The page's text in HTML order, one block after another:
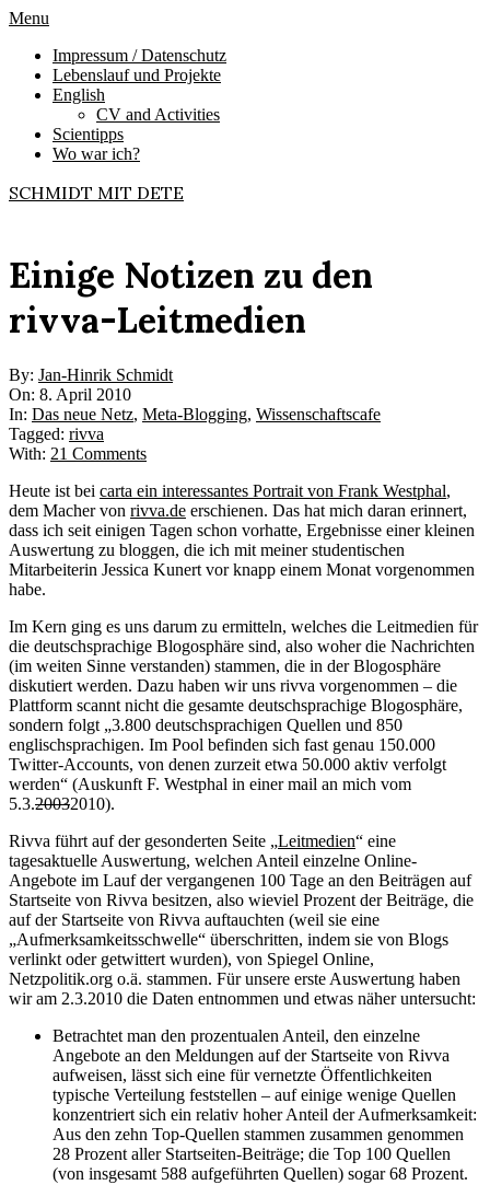
Skip
content
Primary
Menu
Menu
Impressum / Datenschutz
Lebenslauf und Projekte
English
CV and Activities
Scientipps
Wo war ich?
SCHMIDT MIT DETE
Einige Notizen zu den
rivva-Leitmedien
By: Jan-Hinrik Schmidt
On: 8. April 2010
In: Das neue Netz, Meta-Blogging, Wissenschaftscafe
Tagged: rivva
With: 21 Comments
Heute ist bei carta ein interessantes Portrait von Frank Westphal,
dem Macher von rivva.de erschienen. Das hat mich daran erinnert,
dass ich seit einigen Tagen schon vorhatte, Ergebnisse einer kleinen
Auswertung zu bloggen, die ich mit meiner studentischen
Mitarbeiterin Jessica Kunert vor knapp einem Monat vorgenommen
habe.
Im Kern ging es uns darum zu ermitteln, welches die Leitmedien für
die deutschsprachige Blogosphäre sind, also woher die Nachrichten
(im weiten Sinne verstanden) stammen, die in der Blogosphäre
diskutiert werden. Dazu haben wir uns rivva vorgenommen – die
Plattform scannt nicht die gesamte deutschsprachige Blogosphäre,
sondern folgt „3.800 deutschsprachigen Quellen und 850
englischsprachigen. Im Pool befinden sich fast genau 150.000
Twitter-Accounts, von denen zurzeit etwa 50.000 aktiv verfolgt
werden“ (Auskunft F. Westphal in einer mail an mich vom
5.3.20032010).
Rivva führt auf der gesonderten Seite „Leitmedien“ eine
tagesaktuelle Auswertung, welchen Anteil einzelne Online-
Angebote im Lauf der vergangenen 100 Tage an den Beiträgen auf
Startseite von Rivva besitzen, also wieviel Prozent der Beiträge, die
auf der Startseite von Rivva auftauchten (weil sie eine
„Aufmerksamkeitsschwelle“ überschritten, indem sie von Blogs
verlinkt oder getwittert wurden), von Spiegel Online,
Netzpolitik.org o.ä. stammen. Für unsere erste Auswertung haben
wir am 2.3.2010 die Daten entnommen und etwas näher untersucht:
Betrachtet man den prozentualen Anteil, den einzelne
Angebote an den Meldungen auf der Startseite von Rivva
aufweisen, lässt sich eine für vernetzte Öffentlichkeiten
typische Verteilung feststellen – auf einige wenige Quellen
konzentriert sich ein relativ hoher Anteil der Aufmerksamkeit:
Aus den zehn Top-Quellen stammen zusammen genommen
28 Prozent aller Startseiten-Beiträge; die Top 100 Quellen
(von insgesamt 588 aufgeführten Quellen) sogar 68 Prozent.